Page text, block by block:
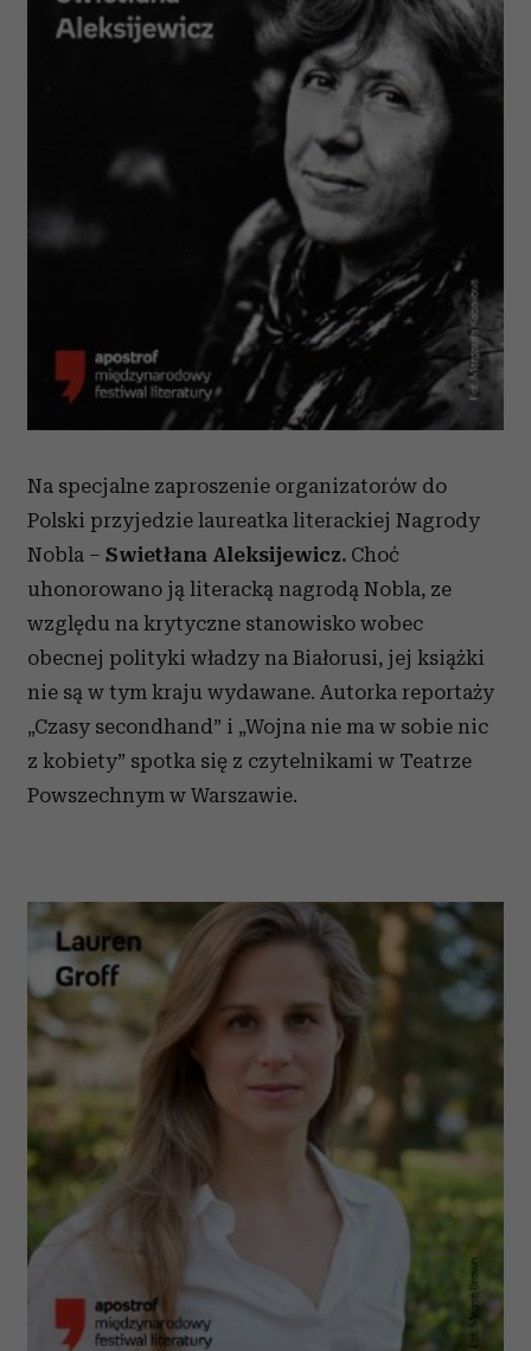
Na specjalne zaproszenie organizatorów do
Polski przyjedzie laureatka literackiej Nagrody
Nobla – Swietłana Aleksijewicz. Choć
uhonorowano ją literacką nagrodą Nobla, ze
względu na krytyczne stanowisko wobec
obecnej polityki władzy na Białorusi, jej książki
nie są w tym kraju wydawane. Autorka reportaży
„Czasy secondhand” i „Wojna nie ma w sobie nic
z kobiety” spotka się z czytelnikami w Teatrze
Powszechnym w Warszawie.